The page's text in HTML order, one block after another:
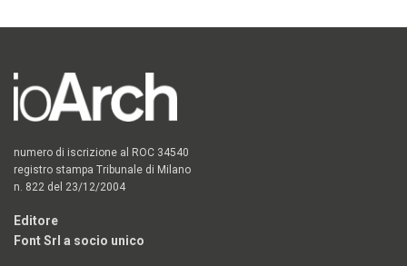
numero di iscrizione al ROC 34540
registro stampa Tribunale di Milano
n. 822 del 23/12/2004
Editore
Font Srl a socio unico